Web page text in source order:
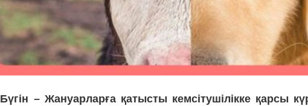
Бүгін – Жануарларға қатысты кемсітушілікке қарсы